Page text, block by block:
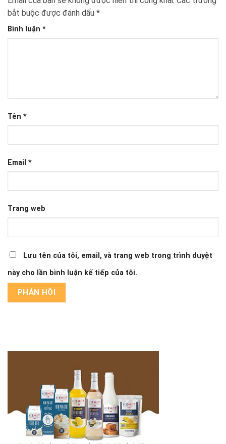
bắt buộc được đánh dấu *
Bình luận *
Tên *
Email *
Trang web
Lưu tên của tôi, email, và trang web trong trình duyệt
này cho lần bình luận kế tiếp của tôi.